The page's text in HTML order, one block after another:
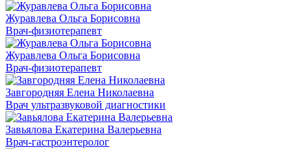
Журавлева Ольга Борисовна
Врач-физиотерапевт
Журавлева Ольга Борисовна
Врач-физиотерапевт
Завгородняя Елена Николаевна
Врач ультразвуковой диагностики
Завьялова Екатерина Валерьевна
Врач-гастроэнтеролог